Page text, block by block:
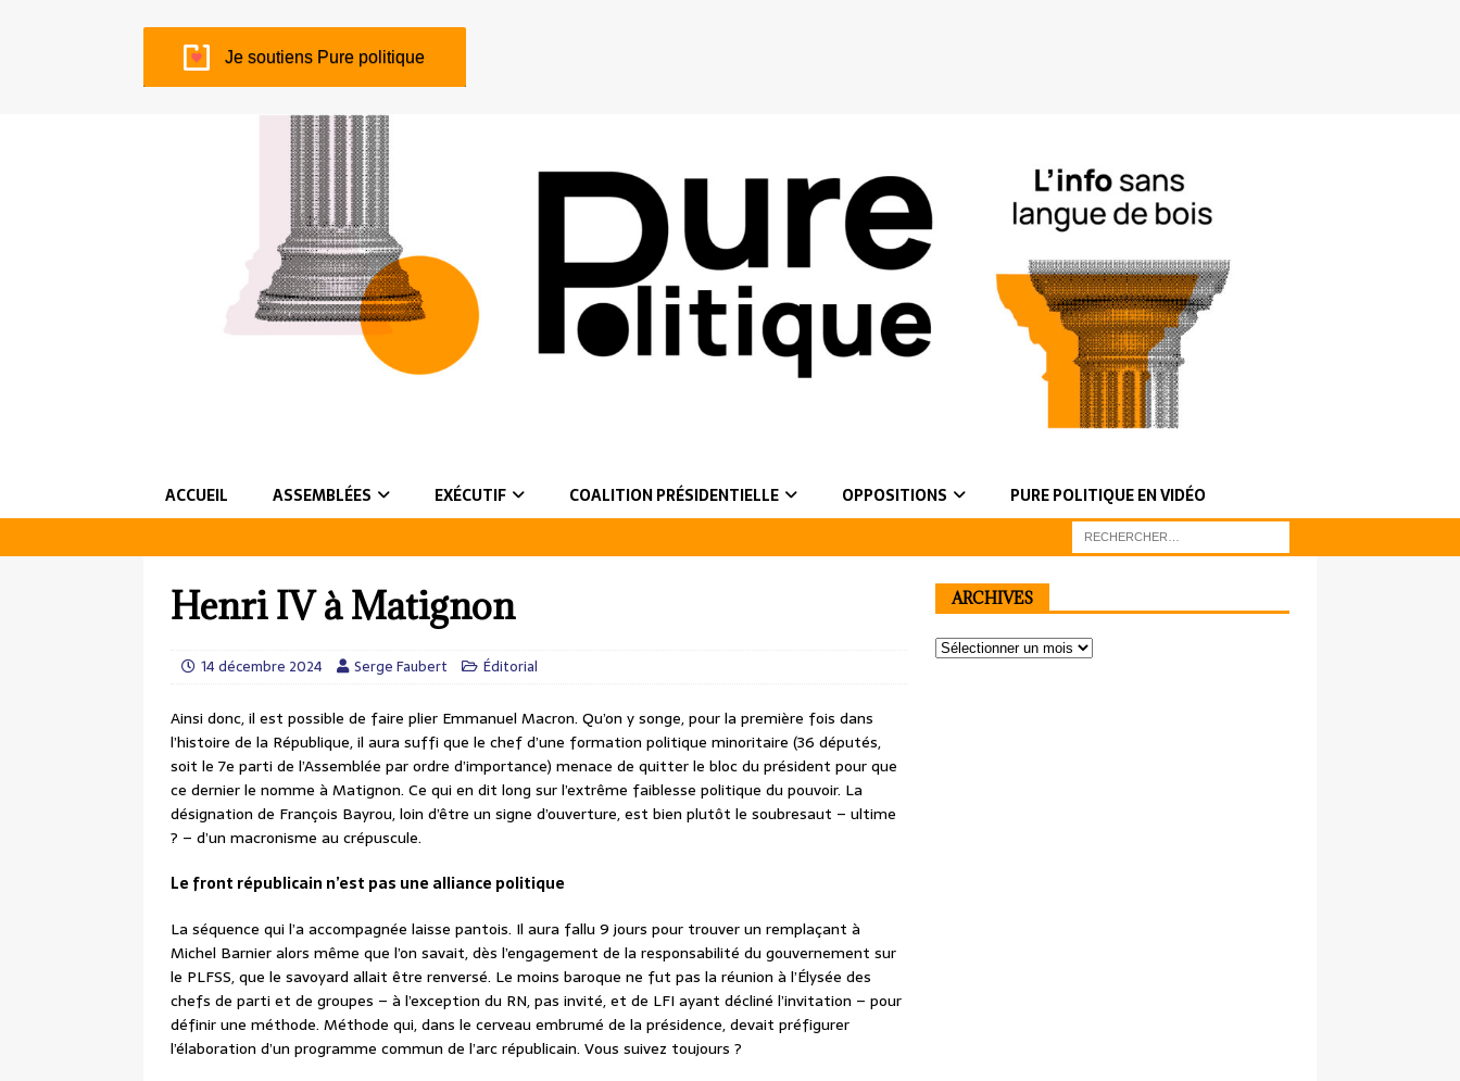
Je soutiens Pure politique
ACCUEIL ASSEMBLÉES EXÉCUTIF COALITION PRÉSIDENTIELLE OPPOSITIONS PURE POLITIQUE EN VIDÉO
Henri IV à Matignon
14 décembre 2024 Serge Faubert Éditorial
Ainsi donc, il est possible de faire plier Emmanuel Macron. Qu’on y songe, pour la première fois dans
l’histoire de la République, il aura suffi que le chef d’une formation politique minoritaire (36 députés,
soit le 7e parti de l’Assemblée par ordre d’importance) menace de quitter le bloc du président pour que
ce dernier le nomme à Matignon. Ce qui en dit long sur l’extrême faiblesse politique du pouvoir. La
désignation de François Bayrou, loin d’être un signe d’ouverture, est bien plutôt le soubresaut – ultime
? – d’un macronisme au crépuscule.
Le front républicain n’est pas une alliance politique
La séquence qui l’a accompagnée laisse pantois. Il aura fallu 9 jours pour trouver un remplaçant à
Michel Barnier alors même que l’on savait, dès l’engagement de la responsabilité du gouvernement sur
le PLFSS, que le savoyard allait être renversé. Le moins baroque ne fut pas la réunion à l’Élysée des
chefs de parti et de groupes – à l’exception du RN, pas invité, et de LFI ayant décliné l’invitation – pour
définir une méthode. Méthode qui, dans le cerveau embrumé de la présidence, devait préfigurer
l’élaboration d’un programme commun de l’arc républicain. Vous suivez toujours ?
ARCHIVES